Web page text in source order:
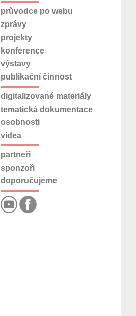
průvodce po webu
zprávy
projekty
konference
výstavy
publikační činnost
digitalizované materiály
tematická dokumentace
osobnosti
videa
partneři
sponzoři
doporučujeme